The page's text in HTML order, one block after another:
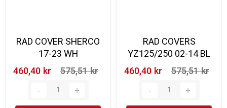
RAD COVER SHERCO
17-23 WH
460,40 kr‎
575,51 kr‎
RAD COVERS
YZ125/250 02-14 BL
460,40 kr‎
575,51 kr‎